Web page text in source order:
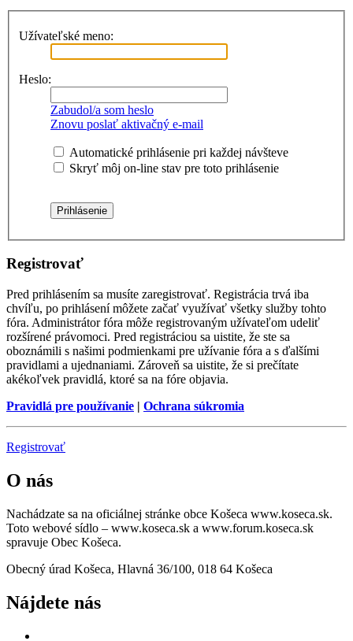
Užívateľské meno:
Heslo:
Zabudol/a som heslo
Znovu poslať aktivačný e-mail
Automatické prihlásenie pri každej návšteve
Skryť môj on-line stav pre toto prihlásenie
Registrovať
Pred prihlásením sa musíte zaregistrovať. Registrácia trvá iba
chvíľu, po prihlásení môžete začať využívať všetky služby tohto
fóra. Administrátor fóra môže registrovaným užívateľom udeliť
rozšírené právomoci. Pred registráciou sa uistite, že ste sa
oboznámili s našimi podmienkami pre užívanie fóra a s ďalšími
pravidlami a ujednaniami. Zároveň sa uistite, že si prečítate
akékoľvek pravidlá, ktoré sa na fóre objavia.
Pravidlá pre používanie | Ochrana súkromia
Registrovať
O nás
Nachádzate sa na oficiálnej stránke obce Košeca www.koseca.sk.
Toto webové sídlo – www.koseca.sk a www.forum.koseca.sk
spravuje Obec Košeca.
Obecný úrad Košeca, Hlavná 36/100, 018 64 Košeca
Nájdete nás